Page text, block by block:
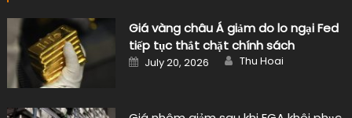
Giá vàng châu Á giảm do lo ngại Fed
tiếp tục thắt chặt chính sách
Posted
on
July 20, 2026 Author
Thu Hoai